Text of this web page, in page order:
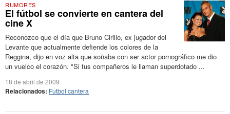
RUMORES
El fútbol se convierte en cantera del
cine X
Reconozco que el día que Bruno Cirillo, ex jugador del
Levante que actualmente defiende los colores de la
Reggina, dijo en voz alta que soñaba con ser actor pornográfico me dio
un vuelco el corazón. "Si tus compañeros le llaman superdotado ...
18 de abril de 2009
Relacionados: Futbol cantera